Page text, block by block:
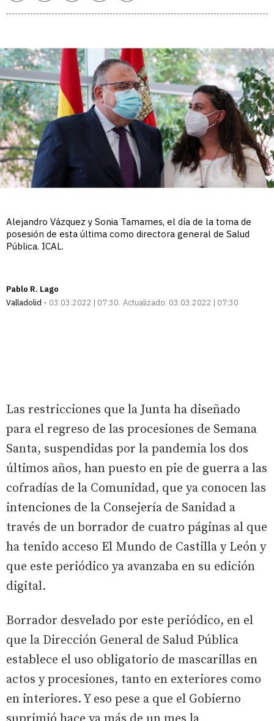
Alejandro Vázquez y Sonia Tamames, el día de la toma de
posesión de esta última como directora general de Salud
Pública. ICAL.
Pablo R. Lago
Valladolid
03.03.2022 | 07:30 Actualizado: 03.03.2022 | 07:30
Las restricciones que la Junta ha diseñado
para el regreso de las procesiones de Semana
Santa, suspendidas por la pandemia los dos
últimos años, han puesto en pie de guerra a las
cofradías de la Comunidad, que ya conocen las
intenciones de la Consejería de Sanidad a
través de un borrador de cuatro páginas al que
ha tenido acceso El Mundo de Castilla y León y
que este periódico ya avanzaba en su edición
digital.
Borrador desvelado por este periódico, en el
que la Dirección General de Salud Pública
establece el uso obligatorio de mascarillas en
actos y procesiones, tanto en exteriores como
en interiores. Y eso pese a que el Gobierno